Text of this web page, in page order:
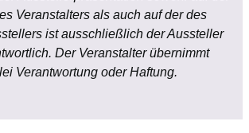
Veranstalters als auch auf der des
ist ausschließlich der Aussteller
Der Veranstalter übernimmt
Verantwortung oder Haftung.